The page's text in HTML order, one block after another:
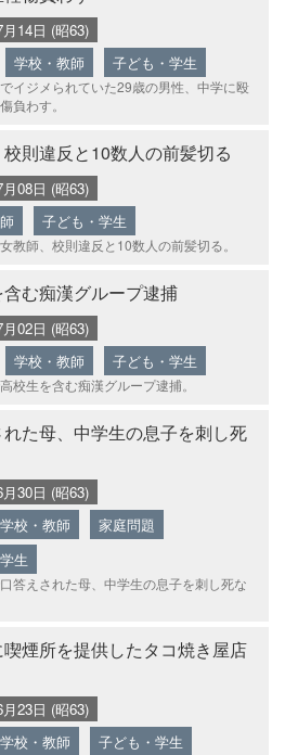
14日 (昭63)
学校・教師 子ども・学生
イジメられていた29歳の男性、中学に殴
負わす。
則違反と10数人の前髪切る
08日 (昭63)
子ども・学生
教師、校則違反と10数人の前髪切る。
む痴漢グループ逮捕
02日 (昭63)
学校・教師 子ども・学生
校生を含む痴漢グループ逮捕。
た母、中学生の息子を刺し死
30日 (昭63)
学校・教師
家庭問題
生
答えされた母、中学生の息子を刺し死な
煙所を提供したタコ焼き屋店
23日 (昭63)
学校・教師 子ども・学生